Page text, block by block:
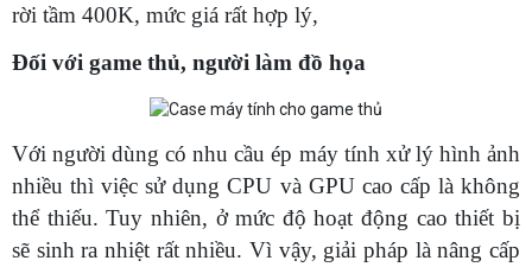
rời tầm 400K, mức giá rất hợp lý,
Đối với game thủ, người làm đồ họa
Với người dùng có nhu cầu ép máy tính xử lý hình ảnh
nhiều thì việc sử dụng CPU và GPU cao cấp là không
thể thiếu. Tuy nhiên, ở mức độ hoạt động cao thiết bị
sẽ sinh ra nhiệt rất nhiều. Vì vậy, giải pháp là nâng cấp